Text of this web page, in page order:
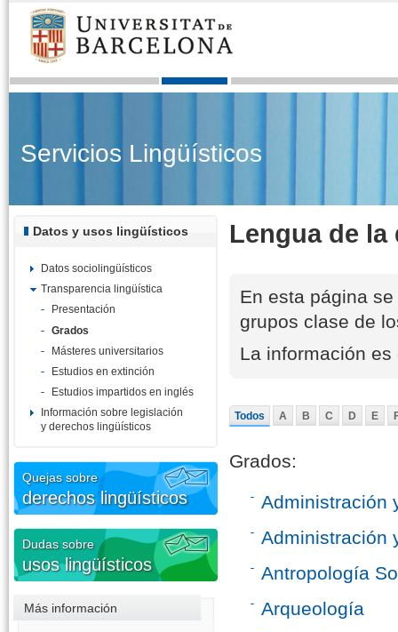
Servicios Lingüísticos
Datos y usos lingüísticos
Datos sociolingüísticos
Transparencia lingüística
Presentación
Grados
Másteres universitarios
Estudios en extinción
Estudios impartidos en inglés
Información sobre legislación
y derechos lingüísticos
Quejas sobre
derechos lingüísticos
Dudas sobre
usos lingüísticos
Más información
Lengua de
En esta página
grupos clase de
La información
Todos A B C D E
Grados:
Administración
Administración
Antropología
Arqueología